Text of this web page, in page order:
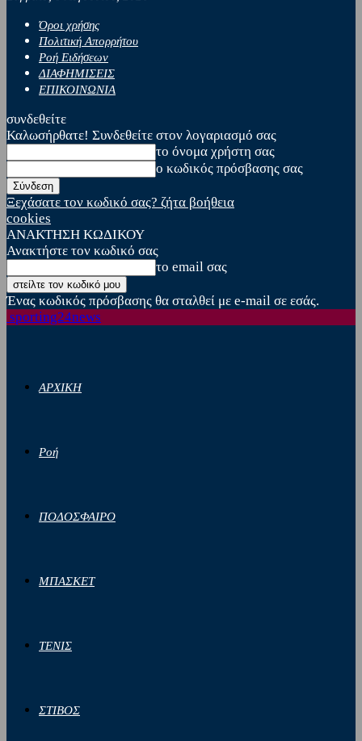
Όροι χρήσης
Πολιτική Απορρήτου
Ροή Ειδήσεων
ΔΙΑΦΗΜΙΣΕΙΣ
ΕΠΙΚΟΙΝΩΝΙΑ
συνδεθείτε
Καλωσήρθατε! Συνδεθείτε στον λογαριασμό σας
το όνομα χρήστη σας
ο κωδικός πρόσβασης σας
Ξεχάσατε τον κωδικό σας? ζήτα βοήθεια
cookies
ΑΝΑΚΤΗΣΗ ΚΩΔΙΚΟΥ
Ανακτήστε τον κωδικό σας
το email σας
Ένας κωδικός πρόσβασης θα σταλθεί με e-mail σε εσάς.
sporting24news
ΑΡΧΙΚΗ
Ροή
ΠΟΔΟΣΦΑΙΡΟ
ΜΠΑΣΚΕΤ
ΤΕΝΙΣ
ΣΤΙΒΟΣ